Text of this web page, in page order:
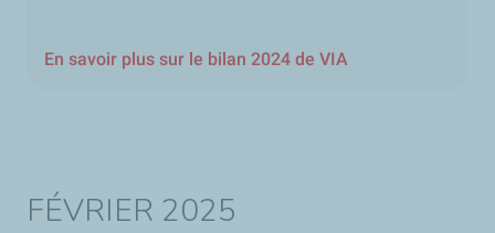
En savoir plus sur le bilan 2024 de VIA
FÉVRIER 2025